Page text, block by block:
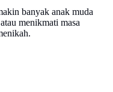
banyak anak muda
menikmati masa